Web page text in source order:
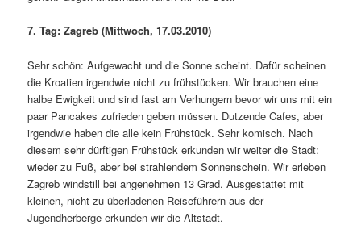
7. Tag: Zagreb (Mittwoch, 17.03.2010)
Sehr schön: Aufgewacht und die Sonne scheint. Dafür scheinen
die Kroatien irgendwie nicht zu frühstücken. Wir brauchen eine
halbe Ewigkeit und sind fast am Verhungern bevor wir uns mit ein
paar Pancakes zufrieden geben müssen. Dutzende Cafes, aber
irgendwie haben die alle kein Frühstück. Sehr komisch. Nach
diesem sehr dürftigen Frühstück erkunden wir weiter die Stadt:
wieder zu Fuß, aber bei strahlendem Sonnenschein. Wir erleben
Zagreb windstill bei angenehmen 13 Grad. Ausgestattet mit
kleinen, nicht zu überladenen Reiseführern aus der
Jugendherberge erkunden wir die Altstadt.